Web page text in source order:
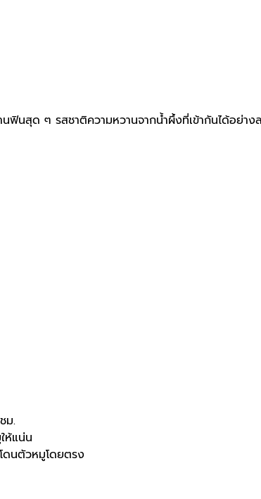
ฟินสุด ๆ รสชาติความหวานจากน้ำผึ้งที่เข้ากันได้อย่า
ม.
ห้แน่น
ดนตัวหมูโดยตรง